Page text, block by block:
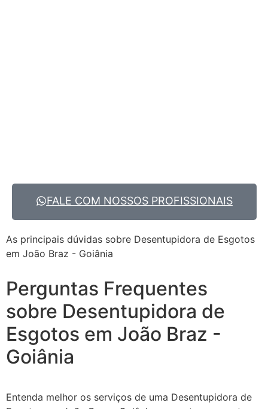
FALE COM NOSSOS PROFISSIONAIS
As principais dúvidas sobre Desentupidora de Esgotos
em João Braz - Goiânia
Perguntas Frequentes
sobre Desentupidora de
Esgotos em João Braz -
Goiânia
Entenda melhor os serviços de uma Desentupidora de